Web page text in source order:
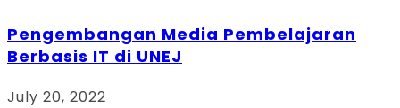
Pengembangan Media Pembelajaran
Berbasis IT di UNEJ
July 20, 2022